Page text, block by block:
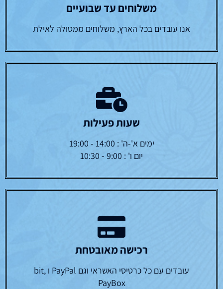
משלוחים עד שבועיים
אנו עובדים בכל הארץ, משלוחים ממטולה לאילת
שעות פעילות
ימים א'-ה' : 14:00 - 19:00
יום ו' : 9:00 - 10:30
רכישה מאובטחת
עובדים עם כל כרטיסי האשראי וגם PayPal ו bit,
PayBox